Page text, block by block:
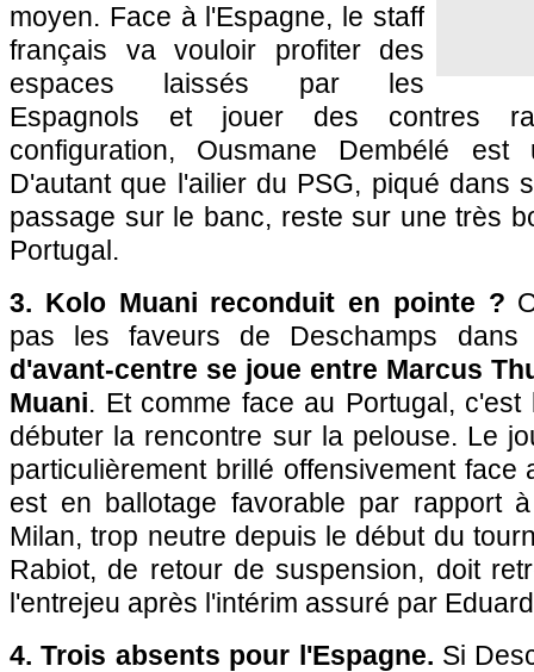
moyen. Face à l'Espagne, le staff
français va vouloir profiter des
espaces laissés par les
Espagnols et jouer des contres
configuration, Ousmane Dembélé est
D'autant que l'ailier du PSG, piqué dans
passage sur le banc, reste sur une très
Portugal.
3. Kolo Muani reconduit en pointe ?
pas les faveurs de Deschamps
d'avant-centre se joue entre Marcus
Muani. Et comme face au Portugal,
débuter la rencontre sur la pelouse. Le
particulièrement brillé offensivement face
est en ballotage favorable par rapport
Milan, trop neutre depuis le début du
Rabiot, de retour de suspension, doit
l'entrejeu après l'intérim assuré par
4. Trois absents pour l'Espagne. Si